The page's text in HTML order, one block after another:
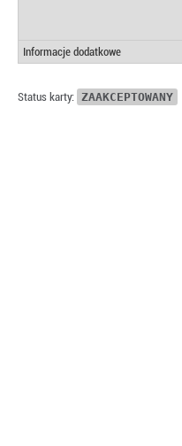
Informacje dodatkowe
Status karty: ZAAKCEPTOWANY